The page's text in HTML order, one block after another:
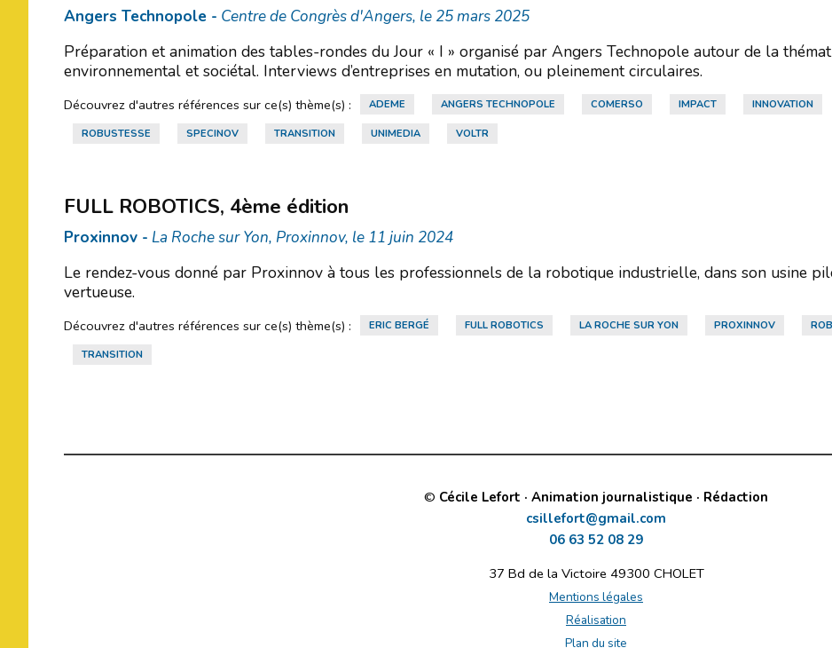
Angers Technopole - Centre de Congrès d'Angers, le 25 mars 2025
Préparation et animation des tables-rondes du Jour « I » organisé par Angers Technopole autour de la
environnemental et sociétal. Interviews d’entreprises en mutation, ou pleinement circulaires.
Découvrez d'autres références sur ce(s) thème(s) : ADEME ANGERS TECHNOPOLE COMERSO IMPACT INNOVATION
ROBUSTESSE SPECINOV TRANSITION UNIMEDIA VOLTR
FULL ROBOTICS, 4ème édition
Proxinnov - La Roche sur Yon, Proxinnov, le 11 juin 2024
Le rendez-vous donné par Proxinnov à tous les professionnels de la robotique industrielle, dans son usine
vertueuse.
Découvrez d'autres références sur ce(s) thème(s) : ERIC BERGÉ FULL ROBOTICS LA ROCHE SUR YON PROXINNOV
TRANSITION
© Cécile Lefort · Animation journalistique · Rédaction
csillefort@gmail.com
06 63 52 08 29
37 Bd de la Victoire 49300 CHOLET
Mentions légales
Réalisation
Plan du site